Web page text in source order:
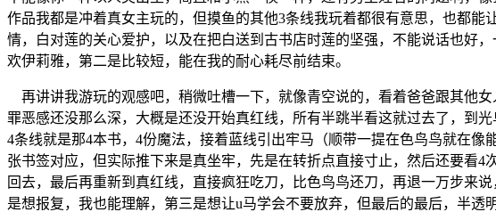
作品我都是冲着真女主玩的，但摸鱼的其他3条线我玩着都很有意思，也都
情，白对莲的关心爱护，以及在把白送到古书店时莲的坚强，不能说话也好
欢伊莉雅，第二是比较短，能在我的耐心耗尽前结束。
再讲讲我游玩的观感吧，稍微吐槽一下，就像青空说的，看着爸爸跟其他
罪恶感还没那么深，大概是还没开始真红线，所有半跳半看这就过去了，到
4条线就是那4本书，4份魔法，接着蓝线引出牢马（顺带一提在色鸟鸟就在
张书签对应，但实际推下来是真坐牢，先是在转折点直接寸止，然后还要看
回去，最后再重新到真红线，直接疯狂吃刀，比色鸟鸟还刀，再退一万步来
是想报复，我也能理解，第三是想让u马学会不要放弃，但最后的最后，半